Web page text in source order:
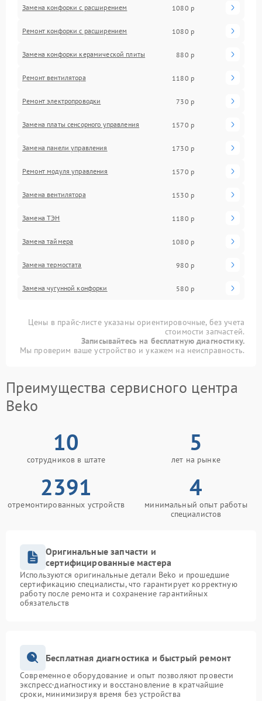
Замена конфорки с расширением 1080 р
Ремонт конфорки с расширением 1080 р
Замена конфорки керамической плиты 880 р
Ремонт вентилятора 1180 р
Ремонт электропроводки 730 р
Замена платы сенсорного управления 1570 р
Замена панели управления 1730 р
Ремонт модуля управления 1570 р
Замена вентилятора 1530 р
Замена ТЭН 1180 р
Замена таймера 1080 р
Замена термостата 980 р
Замена чугунной конфорки 580 р
Цены в прайс-листе указаны ориентировочные, без учета
стоимости запчастей.
Записывайтесь на бесплатную диагностику.
Мы проверим ваше устройство и укажем на неисправность.
Преимущества сервисного центра
Beko
10
сотрудников в штате
5
лет на рынке
2391
отремонтированных устройств
4
минимальный опыт работы
специалистов
Оригинальные запчасти и
сертифицированные мастера
Используются оригинальные детали Beko и прошедшие
сертификацию специалисты, что гарантирует корректную
работу после ремонта и сохранение гарантийных
обязательств
Бесплатная диагностика и быстрый ремонт
Современное оборудование и опыт позволяют провести
экспресс-диагностику и восстановление в кратчайшие
сроки, минимизируя время без устройства